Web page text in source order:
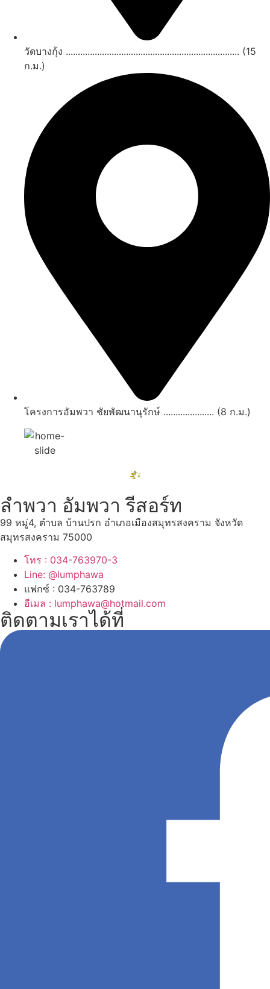
วัดบางกุ้ง ........................................................................ (15
ก.ม.)
โครงการอัมพวา ชัยพัฒนานุรักษ์ ..................... (8 ก.ม.)
ลำพวา อัมพวา รีสอร์ท
99 หมู่4, ตำบล บ้านปรก อำเภอเมืองสมุทรสงคราม จังหวัด
สมุทรสงคราม 75000
โทร : 034-763970-3
Line: @lumphawa
แฟกซ์ : 034-763789
อีเมล : lumphawa@hotmail.com
ติดตามเราได้ที่